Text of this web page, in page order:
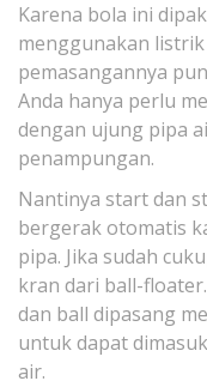
Karena bola ini
menggunakan
pemasangannya
Anda hanya perlu
dengan ujung pipa
penampungan.
Nantinya start dan
bergerak otomatis
pipa. Jika sudah
kran dari ball-
dan ball dipasang
untuk dapat
air.